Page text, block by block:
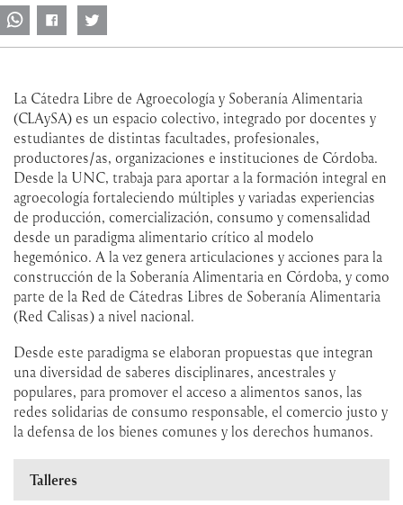
La Cátedra Libre de Agroecología y Soberanía Alimentaria
(CLAySA) es un espacio colectivo, integrado por docentes y
estudiantes de distintas facultades, profesionales,
productores/as, organizaciones e instituciones de Córdoba.
Desde la UNC, trabaja para aportar a la formación integral en
agroecología fortaleciendo múltiples y variadas experiencias
de producción, comercialización, consumo y comensalidad
desde un paradigma alimentario crítico al modelo
hegemónico. A la vez genera articulaciones y acciones para la
construcción de la Soberanía Alimentaria en Córdoba, y como
parte de la Red de Cátedras Libres de Soberanía Alimentaria
(Red Calisas) a nivel nacional.
Desde este paradigma se elaboran propuestas que integran
una diversidad de saberes disciplinares, ancestrales y
populares, para promover el acceso a alimentos sanos, las
redes solidarias de consumo responsable, el comercio justo y
la defensa de los bienes comunes y los derechos humanos.
Talleres